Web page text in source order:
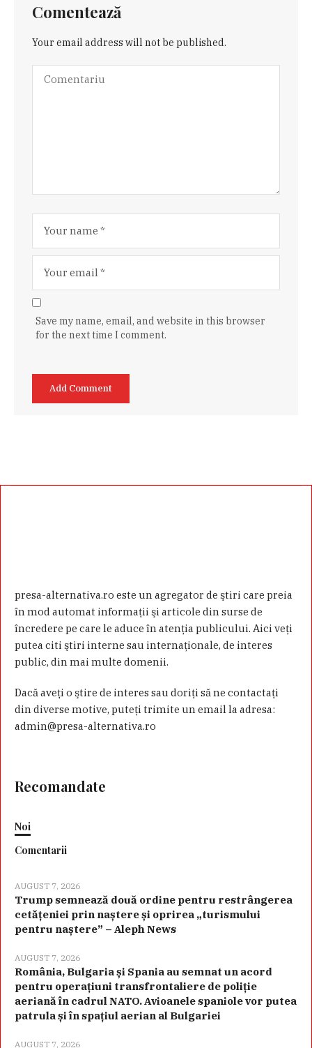
Comentează
Your email address will not be published.
Save my name, email, and website in this browser
for the next time I comment.
presa-alternativa.ro este un agregator de ştiri care preia
în mod automat informaţii şi articole din surse de
încredere pe care le aduce în atenţia publicului. Aici veţi
putea citi ştiri interne sau internaţionale, de interes
public, din mai multe domenii.
Dacă aveţi o ştire de interes sau doriţi să ne contactaţi
din diverse motive, puteţi trimite un email la adresa:
admin@presa-alternativa.ro
Recomandate
Noi
Comentarii
AUGUST 7, 2026
Trump semnează două ordine pentru restrângerea
cetățeniei prin naștere și oprirea „turismului
pentru naștere” – Aleph News
AUGUST 7, 2026
România, Bulgaria și Spania au semnat un acord
pentru operațiuni transfrontaliere de poliție
aeriană în cadrul NATO. Avioanele spaniole vor putea
patrula și în spațiul aerian al Bulgariei
AUGUST 7, 2026